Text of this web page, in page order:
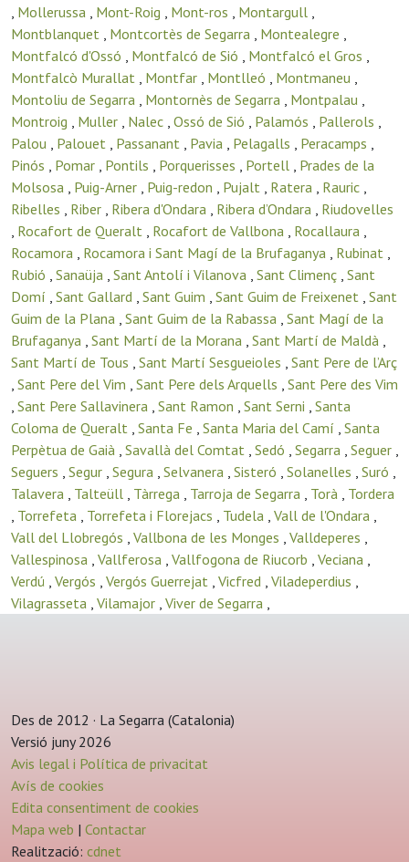
, Mollerussa , Mont-Roig , Mont-ros , Montargull ,
Montblanquet , Montcortès de Segarra , Montealegre ,
Montfalcó d'Ossó , Montfalcó de Sió , Montfalcó el Gros ,
Montfalcò Murallat , Montfar , Montlleó , Montmaneu ,
Montoliu de Segarra , Montornès de Segarra , Montpalau ,
Montroig , Muller , Nalec , Ossó de Sió , Palamós , Pallerols ,
Palou , Palouet , Passanant , Pavia , Pelagalls , Peracamps ,
Pinós , Pomar , Pontils , Porquerisses , Portell , Prades de la
Molsosa , Puig-Arner , Puig-redon , Pujalt , Ratera , Rauric ,
Ribelles , Riber , Ribera d'Ondara , Ribera d’Ondara , Riudovelles
, Rocafort de Queralt , Rocafort de Vallbona , Rocallaura ,
Rocamora , Rocamora i Sant Magí de la Brufaganya , Rubinat ,
Rubió , Sanaüja , Sant Antolí i Vilanova , Sant Climenç , Sant
Domí , Sant Gallard , Sant Guim , Sant Guim de Freixenet , Sant
Guim de la Plana , Sant Guim de la Rabassa , Sant Magí de la
Brufaganya , Sant Martí de la Morana , Sant Martí de Maldà ,
Sant Martí de Tous , Sant Martí Sesgueioles , Sant Pere de l’Arç
, Sant Pere del Vim , Sant Pere dels Arquells , Sant Pere des Vim
, Sant Pere Sallavinera , Sant Ramon , Sant Serni , Santa
Coloma de Queralt , Santa Fe , Santa Maria del Camí , Santa
Perpètua de Gaià , Savallà del Comtat , Sedó , Segarra , Seguer ,
Seguers , Segur , Segura , Selvanera , Sisteró , Solanelles , Suró ,
Talavera , Talteüll , Tàrrega , Tarroja de Segarra , Torà , Tordera
, Torrefeta , Torrefeta i Florejacs , Tudela , Vall de l'Ondara ,
Vall del Llobregós , Vallbona de les Monges , Valldeperes ,
Vallespinosa , Vallferosa , Vallfogona de Riucorb , Veciana ,
Verdú , Vergós , Vergós Guerrejat , Vicfred , Viladeperdius ,
Vilagrasseta , Vilamajor , Viver de Segarra ,
Des de 2012 · La Segarra (Catalonia)
Versió juny 2026
Avis legal i Política de privacitat
Avís de cookies
Edita consentiment de cookies
Mapa web | Contactar
Realització: cdnet